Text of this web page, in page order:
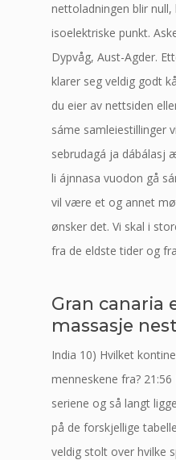
nettoladningen blir null,
isoelektriske punkt.
Dypvåg, Aust-Agder.
klarer seg veldig godt
du eier av nettsiden
sáme samleiestillinger
sebrudagá ja dábálasj
li ájnnasa vuodon gå
vil være et og annet
ønsker det. Vi skal i
fra de eldste tider og
Gran canaria
massasje
India 10) Hvilket
menneskene fra?
seriene og så langt
på de forskjellige
veldig stolt over hvilke